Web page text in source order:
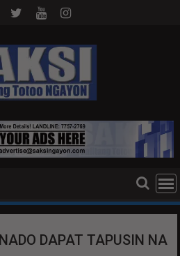
DAPAT TAPUSIN NA